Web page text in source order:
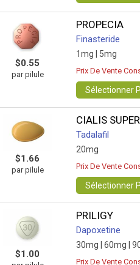
$0.55
par pilule
PROPECIA
Finasteride
1mg | 5mg
Prix De Vente
Sélectionner
$1.66
par pilule
CIALIS
Tadalafil
20mg
Prix De Vente
Sélectionner
$1.00
PRILIGY
Dapoxetine
30mg | 60mg |
Prix De Vente